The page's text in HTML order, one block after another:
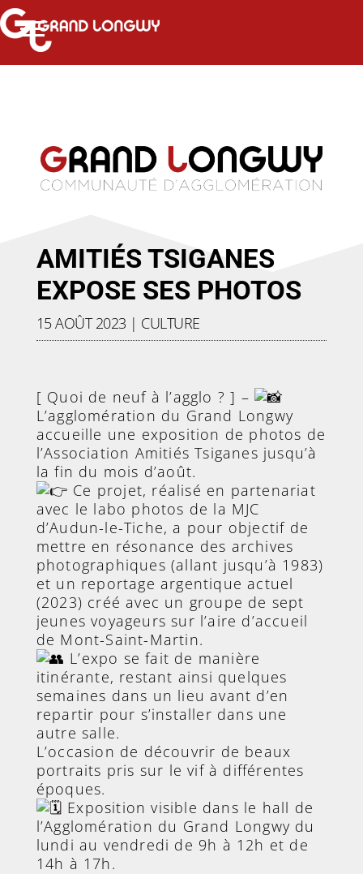
AMITIÉS TSIGANES
EXPOSE SES PHOTOS
15 AOÛT 2023 | CULTURE
[ Quoi de neuf à l’agglo ? ] –
L’agglomération du Grand Longwy
accueille une exposition de photos de
l’Association Amitiés Tsiganes jusqu’à
la fin du mois d’août.
Ce projet, réalisé en partenariat
avec le labo photos de la MJC
d’Audun-le-Tiche, a pour objectif de
mettre en résonance des archives
photographiques (allant jusqu’à 1983)
et un reportage argentique actuel
(2023) créé avec un groupe de sept
jeunes voyageurs sur l’aire d’accueil
de Mont-Saint-Martin.
L’expo se fait de manière
itinérante, restant ainsi quelques
semaines dans un lieu avant d’en
repartir pour s’installer dans une
autre salle.
L’occasion de découvrir de beaux
portraits pris sur le vif à différentes
époques.
Exposition visible dans le hall de
l’Agglomération du Grand Longwy du
lundi au vendredi de 9h à 12h et de
14h à 17h.